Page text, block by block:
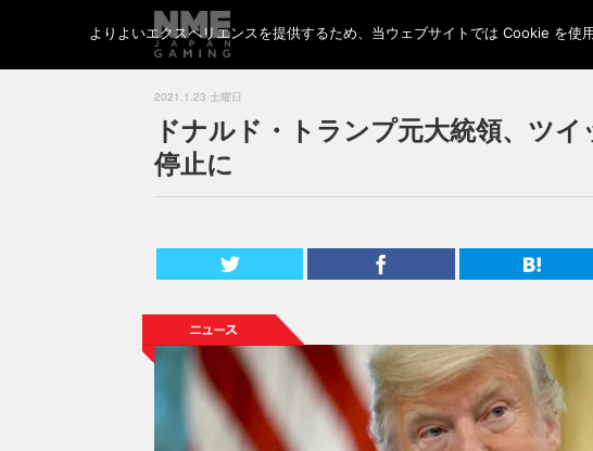
2021.1.23 土曜日
ドナルド・トランプ元大統領、ツ
停止に
よりよいエクスペリエンスを提供するため、当ウェブサイトでは Cookie を